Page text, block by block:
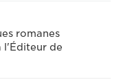
romanes
l'Éditeur de